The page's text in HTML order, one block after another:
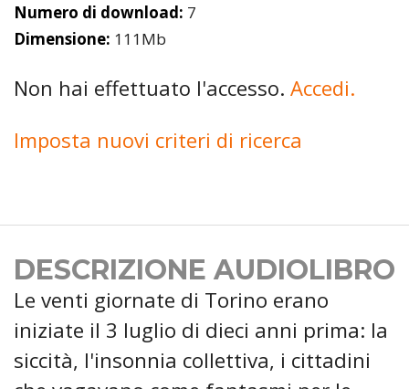
Numero di download: 7
Dimensione: 111Mb
Non hai effettuato l'accesso. Accedi.
Imposta nuovi criteri di ricerca
DESCRIZIONE AUDIOLIBRO
Le venti giornate di Torino erano
iniziate il 3 luglio di dieci anni prima: la
siccità, l'insonnia collettiva, i cittadini